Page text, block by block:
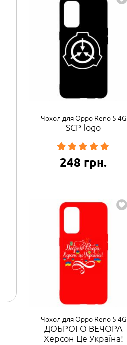
Чохол для Oppo Reno 5 4G
SCP logo
248 грн.
Чохол для Oppo Reno 5 4G
ДОБРОГО ВЕЧОРА
Херсон Це Україна!